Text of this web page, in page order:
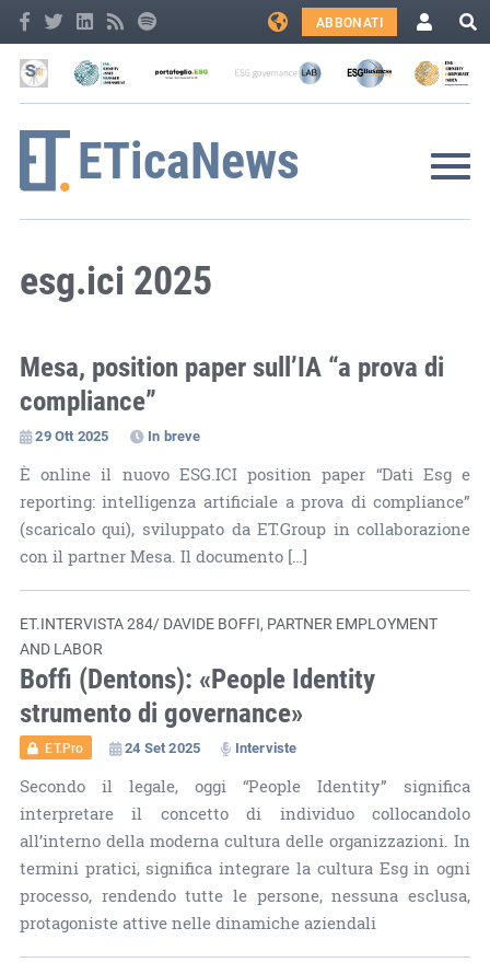
ABBONATI
esg.ici 2025
Mesa, position paper sull’IA “a prova di
compliance”
29 Ott 2025 In breve
È online il nuovo ESG.ICI position paper “Dati Esg e
reporting: intelligenza artificiale a prova di compliance”
(scaricalo qui), sviluppato da ET.Group in collaborazione
con il partner Mesa. Il documento […]
ET.INTERVISTA 284/ DAVIDE BOFFI, PARTNER EMPLOYMENT
AND LABOR
Boffi (Dentons): «People Identity
strumento di governance»
ET.Pro 24 Set 2025 Interviste
Secondo il legale, oggi “People Identity” significa
interpretare il concetto di individuo collocandolo
all’interno della moderna cultura delle organizzazioni. In
termini pratici, significa integrare la cultura Esg in ogni
processo, rendendo tutte le persone, nessuna esclusa,
protagoniste attive nelle dinamiche aziendali